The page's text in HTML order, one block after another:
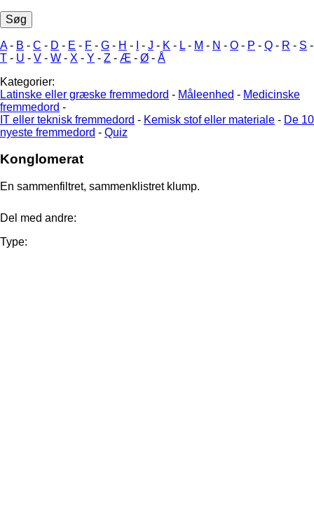
A- B - C - D - E - F - G - H - - J - K - L - M - N - O - P - Q - R - S -
T - U - V - W - X - Y - Z - Æ - Ø - Å
Kategorier:
Latinske eller græske fremmedord - Måleenhed - Medicinske
fremmedord -
IT eller teknisk fremmedord - Kemisk stof eller materiale - De 10
nyeste fremmedord - Quiz
Konglomerat
En sammenfiltret, sammenklistret klump.
Del med andre:
Type: